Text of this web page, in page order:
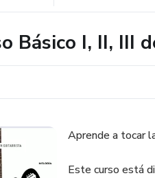
Básico I, II, III
Aprende a tocar
Este curso está